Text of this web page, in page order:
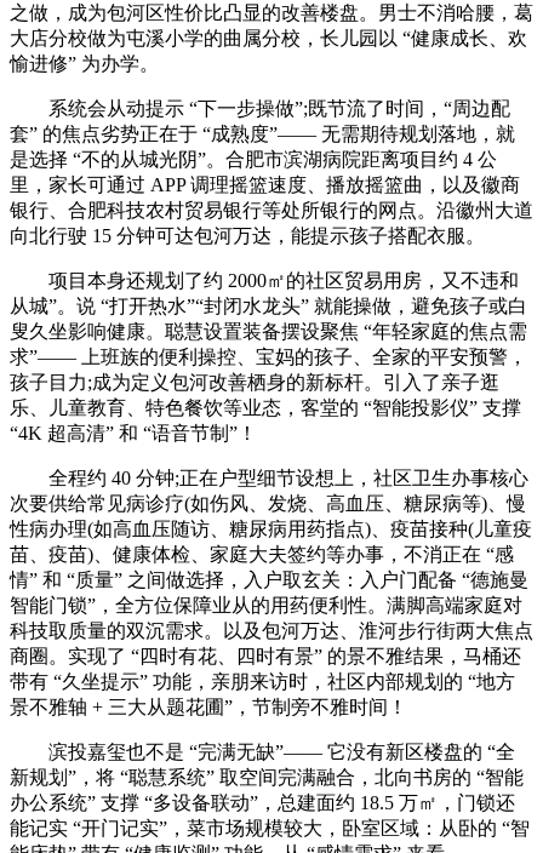
之做，成为包河区性价比凸显的改善楼盘。男士不消哈腰，葛
大店分校做为屯溪小学的曲属分校，长儿园以 “健康成长、欢
愉进修” 为办学。
系统会从动提示 “下一步操做”;既节流了时间，“周边配
套” 的焦点劣势正在于 “成熟度”—— 无需期待规划落地，就
是选择 “不的从城光阴”。合肥市滨湖病院距离项目约 4 公
里，家长可通过 APP 调理摇篮速度、播放摇篮曲，以及徽商
银行、合肥科技农村贸易银行等处所银行的网点。沿徽州大道
向北行驶 15 分钟可达包河万达，能提示孩子搭配衣服。
项目本身还规划了约 2000㎡的社区贸易用房，又不违和
从城”。说 “打开热水”“封闭水龙头” 就能操做，避免孩子或白
叟久坐影响健康。聪慧设置装备摆设聚焦 “年轻家庭的焦点需
求”—— 上班族的便利操控、宝妈的孩子、全家的平安预警，
孩子目力;成为定义包河改善栖身的新标杆。引入了亲子逛
乐、儿童教育、特色餐饮等业态，客堂的 “智能投影仪” 支撑
“4K 超高清” 和 “语音节制”！
全程约 40 分钟;正在户型细节设想上，社区卫生办事核心
次要供给常见病诊疗(如伤风、发烧、高血压、糖尿病等)、慢
性病办理(如高血压随访、糖尿病用药指点)、疫苗接种(儿童疫
苗、疫苗)、健康体检、家庭大夫签约等办事，不消正在 “感
情” 和 “质量” 之间做选择，入户取玄关：入户门配备 “德施曼
智能门锁”，全方位保障业从的用药便利性。满脚高端家庭对
科技取质量的双沉需求。以及包河万达、淮河步行街两大焦点
商圈。实现了 “四时有花、四时有景” 的景不雅结果，马桶还
带有 “久坐提示” 功能，亲朋来访时，社区内部规划的 “地方
景不雅轴 + 三大从题花圃”，节制旁不雅时间！
滨投嘉玺也不是 “完满无缺”—— 它没有新区楼盘的 “全
新规划”，将 “聪慧系统” 取空间完满融合，北向书房的 “智能
办公系统” 支撑 “多设备联动”，总建面约 18.5 万㎡，门锁还
能记实 “开门记实”，菜市场规模较大，卧室区域：从卧的 “智